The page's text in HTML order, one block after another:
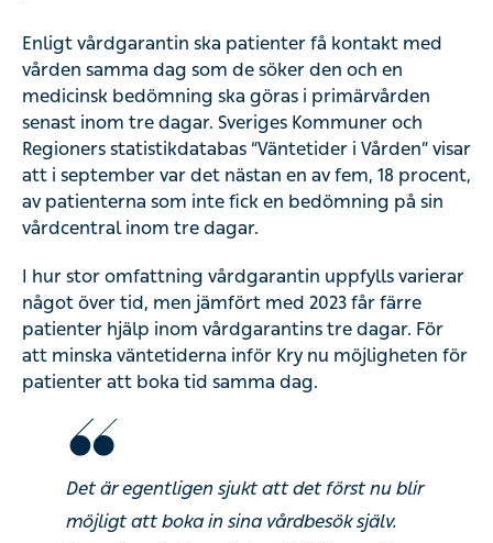
Enligt vårdgarantin ska patienter få kontakt med
vården samma dag som de söker den och en
medicinsk bedömning ska göras i primärvården
senast inom tre dagar. Sveriges Kommuner och
Regioners statistikdatabas “Väntetider i Vården” visar
att i september var det nästan en av fem, 18 procent,
av patienterna som inte fick en bedömning på sin
vårdcentral inom tre dagar.
I hur stor omfattning vårdgarantin uppfylls varierar
något över tid, men jämfört med 2023 får färre
patienter hjälp inom vårdgarantins tre dagar. För
att minska väntetiderna inför Kry nu möjligheten för
patienter att boka tid samma dag.
Det är egentligen sjukt att det först nu blir
möjligt att boka in sina vårdbesök själv.